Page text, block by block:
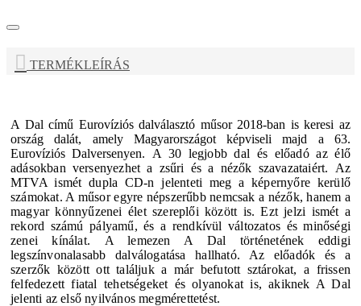
TERMÉKLEÍRÁS
A Dal című Eurovíziós dalválasztó műsor 2018-ban is keresi az
ország dalát, amely Magyarországot képviseli majd a 63.
Eurovíziós Dalversenyen. A 30 legjobb dal és előadó az élő
adásokban versenyezhet a zsűri és a nézők szavazataiért. Az
MTVA ismét dupla CD-n jelenteti meg a képernyőre kerülő
számokat. A műsor egyre népszerűbb nemcsak a nézők, hanem a
magyar könnyűzenei élet szereplői között is. Ezt jelzi ismét a
rekord számú pályamű, és a rendkívül változatos és minőségi
zenei kínálat. A lemezen A Dal történetének eddigi
legszínvonalasabb dalválogatása hallható. Az előadók és a
szerzők között ott találjuk a már befutott sztárokat, a frissen
felfedezett fiatal tehetségeket és olyanokat is, akiknek A Dal
jelenti az első nyilvános megmérettetést.